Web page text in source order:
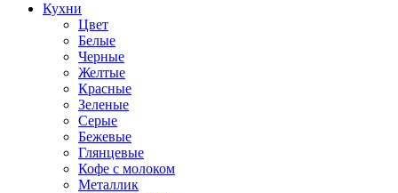
Кухни
Цвет
Белые
Черные
Желтые
Красные
Зеленые
Серые
Бежевые
Глянцевые
Кофе с молоком
Металлик